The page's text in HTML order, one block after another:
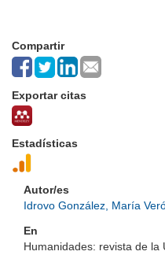
Compartir
Exportar citas
Estadísticas
Autor/es
Idrovo González, María
En
Humanidades: revista de la